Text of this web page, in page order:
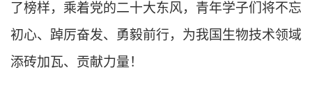
了榜样，乘着党的二十大东风，青年学子们将不忘
初心、踔厉奋发、勇毅前行，为我国生物技术领域
添砖加瓦、贡献力量！